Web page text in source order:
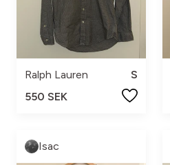
Ralph Lauren
S
550 SEK
Isac